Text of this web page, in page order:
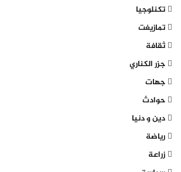
تكنلوجيا
تمازيغت
ثقافة
جزر الكناري
جهات
حوادث
دين و دنيا
رياضة
زراعة